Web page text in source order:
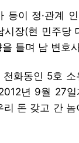
돈 갖고 간
도 했다.
관, 이재명과